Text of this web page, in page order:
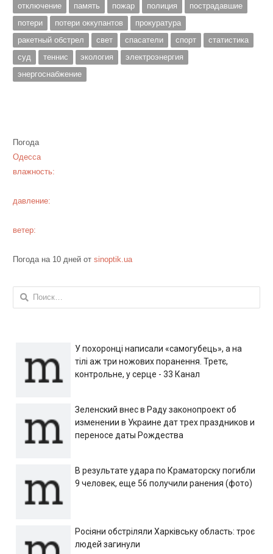
отключение
память пожар полиция
пострадавшие
потери
потери оккупантов
прокуратура
ракетный обстрел
свет спасатели спорт
статистика
суд
теннис экология
электроэнергия
энергоснабжение
Погода
Одесса
влажность:
давление:
ветер:
Погода на 10 дней от sinoptik.ua
Найти:
У похоронці написали «самогубець», а на
тілі аж три ножових поранення. Третє,
контрольне, у серце - 33 Канал
Зеленский внес в Раду законопроект об
изменении в Украине дат трех праздников и
переносе даты Рождества
В результате удара по Краматорску погибли
9 человек, еще 56 получили ранения (фото)
Росіяни обстріляли Харківську область: троє
людей загинули